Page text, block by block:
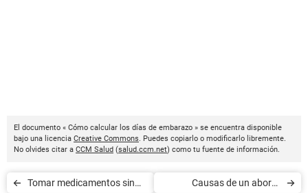
El documento « Cómo calcular los días de embarazo » se encuentra disponible
bajo una licencia Creative Commons. Puedes copiarlo o modificarlo libremente.
No olvides citar a CCM Salud (salud.ccm.net) como tu fuente de información.
Tomar medicamentos sin
Causas de un aborto